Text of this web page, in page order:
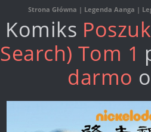
Strona Główna | Legenda Aanga |
Komiks
Search) Tom 1
darmo